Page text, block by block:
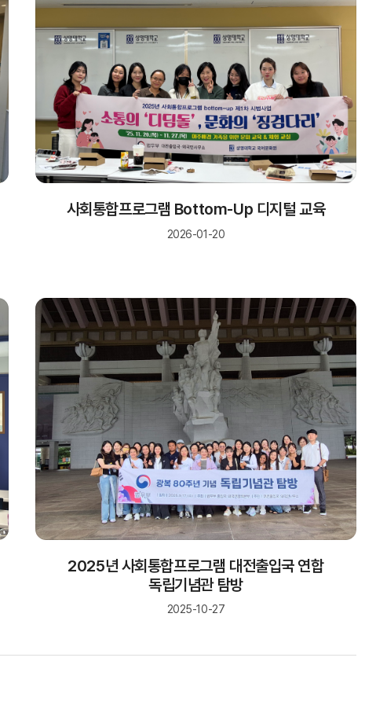
사회통합프로그램 Bottom-Up 디지털 교육
2026-01-20
2025년 사회통합프로그램 대전출입국 연합
독립기념관 탐방
2025-10-27